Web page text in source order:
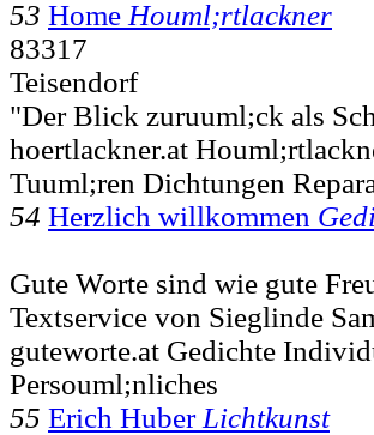
53 Home Houml;rtlackner
83317
Teisendorf
"Der Blick zuruuml;ck als
hoertlackner.at
Tuuml;ren Dichtungen
54 Herzlich willkommen
Gute Worte sind wie gute
Textservice von Sieglinde
guteworte.at Gedichte
Persouml;nliches
55 Erich Huber Lichtkunst